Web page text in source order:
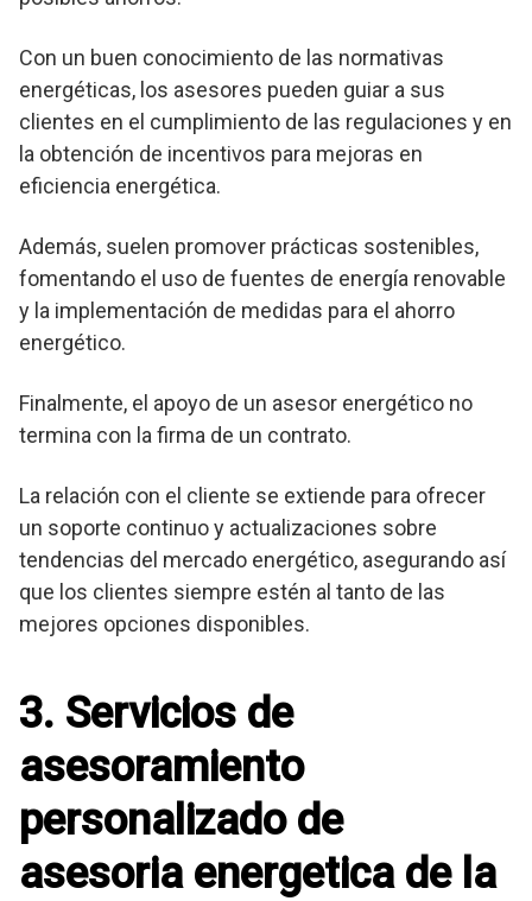
Con un buen conocimiento de las normativas
energéticas, los asesores pueden guiar a sus
clientes en el cumplimiento de las regulaciones y en
la obtención de incentivos para mejoras en
eficiencia energética.
Además, suelen promover prácticas sostenibles,
fomentando el uso de fuentes de energía renovable
y la implementación de medidas para el ahorro
energético.
Finalmente, el apoyo de un asesor energético no
termina con la firma de un contrato.
La relación con el cliente se extiende para ofrecer
un soporte continuo y actualizaciones sobre
tendencias del mercado energético, asegurando así
que los clientes siempre estén al tanto de las
mejores opciones disponibles.
3. Servicios de
asesoramiento
personalizado de
asesoria energetica de la